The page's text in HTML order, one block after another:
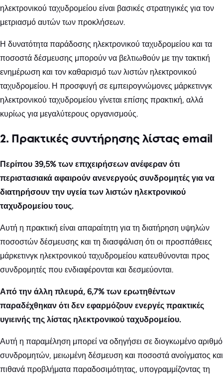
ηλεκτρονικού ταχυδρομείου είναι βασικές στρατηγικές για τον
μετριασμό αυτών των προκλήσεων.
Η δυνατότητα παράδοσης ηλεκτρονικού ταχυδρομείου και τα
ποσοστά δέσμευσης μπορούν να βελτιωθούν με την τακτική
ενημέρωση και τον καθαρισμό των λιστών ηλεκτρονικού
ταχυδρομείου. Η προσφυγή σε εμπειρογνώμονες μάρκετινγκ
ηλεκτρονικού ταχυδρομείου γίνεται επίσης πρακτική, αλλά
κυρίως για μεγαλύτερους οργανισμούς.
2. Πρακτικές συντήρησης λίστας email
Περίπου 39,5% των επιχειρήσεων ανέφεραν ότι
περιστασιακά αφαιρούν ανενεργούς συνδρομητές για να
διατηρήσουν την υγεία των λιστών ηλεκτρονικού
ταχυδρομείου τους.
Αυτή η πρακτική είναι απαραίτητη για τη διατήρηση υψηλών
ποσοστών δέσμευσης και τη διασφάλιση ότι οι προσπάθειες
μάρκετινγκ ηλεκτρονικού ταχυδρομείου κατευθύνονται προς
συνδρομητές που ενδιαφέρονται και δεσμεύονται.
Από την άλλη πλευρά, 6,7% των ερωτηθέντων
παραδέχθηκαν ότι δεν εφαρμόζουν ενεργές πρακτικές
υγιεινής της λίστας ηλεκτρονικού ταχυδρομείου.
Αυτή η παραμέληση μπορεί να οδηγήσει σε διογκωμένο αριθμό
συνδρομητών, μειωμένη δέσμευση και ποσοστά ανοίγματος και
πιθανά προβλήματα παραδοσιμότητας, υπογραμμίζοντας τη